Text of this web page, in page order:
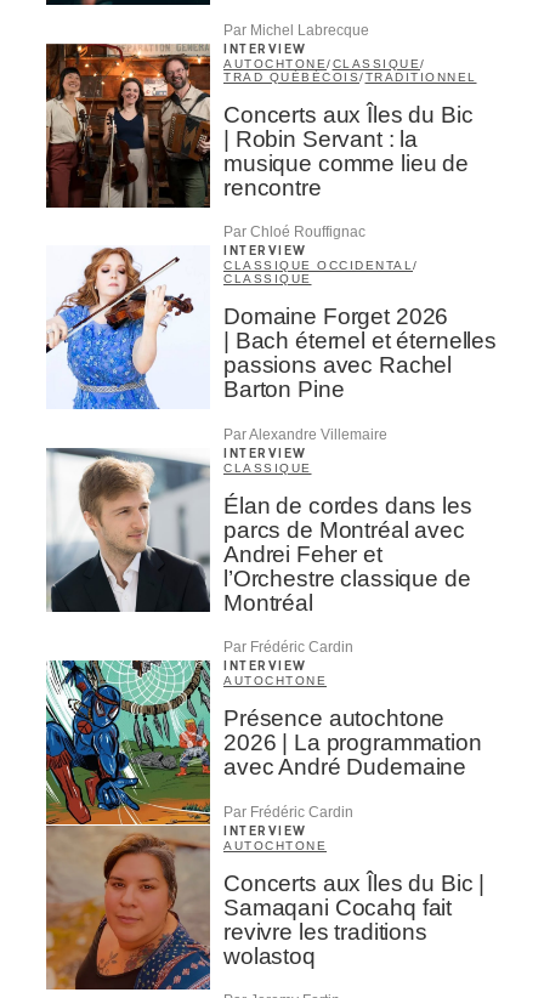
Par Michel Labrecque
INTERVIEW
AUTOCHTONE/CLASSIQUE/
TRAD QUÉBÉCOIS/TRADITIONNEL
Concerts aux Îles du Bic
| Robin Servant : la
musique comme lieu de
rencontre
Par Chloé Rouffignac
INTERVIEW
CLASSIQUE OCCIDENTAL /
CLASSIQUE
Domaine Forget 2026
| Bach éternel et éternelles
passions avec Rachel
Barton Pine
Par Alexandre Villemaire
INTERVIEW
CLASSIQUE
Élan de cordes dans les
parcs de Montréal avec
Andrei Feher et
l’Orchestre classique de
Montréal
Par Frédéric Cardin
INTERVIEW
AUTOCHTONE
Présence autochtone
2026 | La programmation
avec André Dudemaine
Par Frédéric Cardin
INTERVIEW
AUTOCHTONE
Concerts aux Îles du Bic |
Samaqani Cocahq fait
revivre les traditions
wolastoq